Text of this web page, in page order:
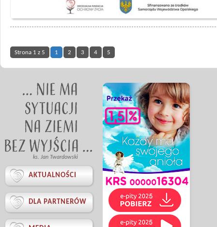
Strona 1 z 5 1 2 3 4 5
ks. Jan Twardowski
 AKTUALNOŚCI
 DLA PARTNERÓW